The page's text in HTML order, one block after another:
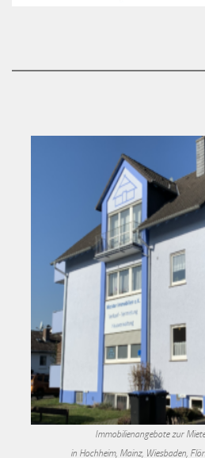
Immobilienangebote zur
in Hochheim, Mainz, Wiesbaden,